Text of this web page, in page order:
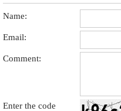
Name:
Email:
Comment:
Enter the code